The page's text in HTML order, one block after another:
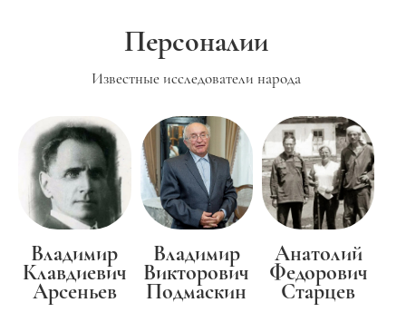
Персоналии
Известные исследователи народа
Владимир
Клавдиевич
Арсеньев
Владимир
Викторович
Подмаскин
Анатолий
Федорович
Старцев